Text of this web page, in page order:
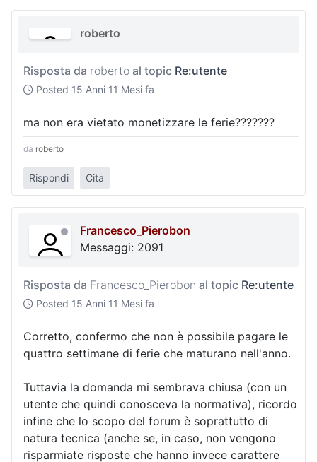
roberto
Risposta da roberto al topic Re:utente
Posted 15 Anni 11 Mesi fa
ma non era vietato monetizzare le ferie???????
da roberto
Rispondi Cita
Francesco_Pierobon
Messaggi: 2091
Risposta da Francesco_Pierobon al topic Re:utente
Posted 15 Anni 11 Mesi fa
Corretto, confermo che non è possibile pagare le
quattro settimane di ferie che maturano nell'anno.
Tuttavia la domanda mi sembrava chiusa (con un
utente che quindi conosceva la normativa), ricordo
infine che lo scopo del forum è soprattutto di
natura tecnica (anche se, in caso, non vengono
risparmiate risposte che hanno invece carattere